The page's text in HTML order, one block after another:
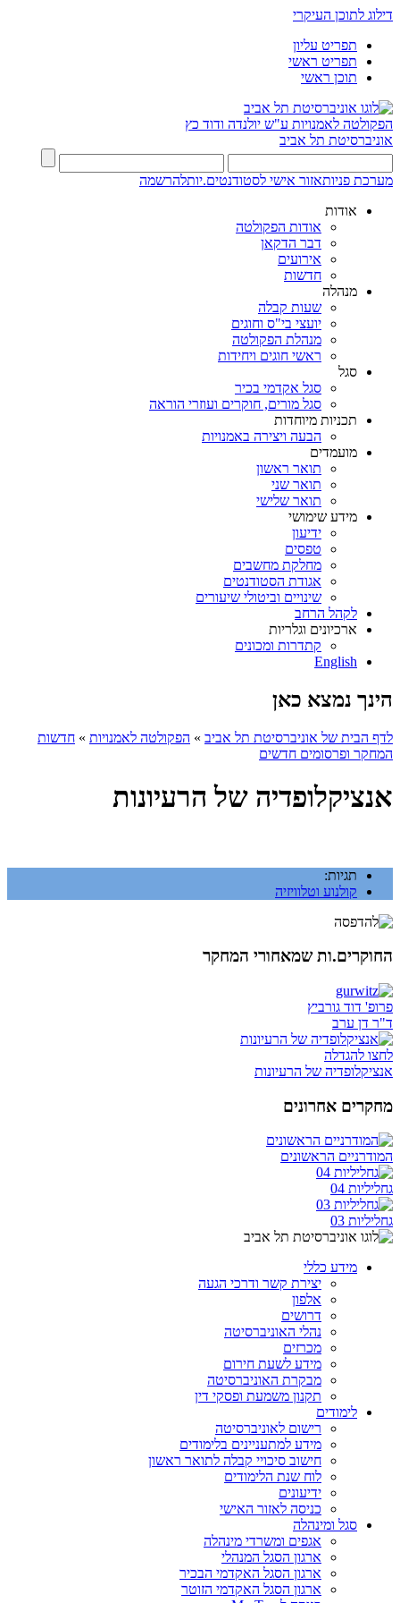
דילוג לתוכן העיקרי
תפריט עליון
תפריט ראשי
תוכן ראשי
הפקולטה לאמנויות ע"ש יולנדה ודוד כץ
אוניברסיטת תל אביב
מערכת פניותאזור אישי לסטודנטים.יותלהרשמה
אודות
אודות הפקולטה
דבר הדקאן
אירועים
חדשות
מנהלה
שעות קבלה
יועצי בי"ס וחוגים
מנהלת הפקולטה
ראשי חוגים ויחידות
סגל
סגל אקדמי בכיר
סגל מורים, חוקרים ועוזרי הוראה
תכניות מיוחדות
הבעה ויצירה באמנויות
מועמדים
תואר ראשון
תואר שני
תואר שלישי
מידע שימושי
ידיעון
טפסים
מחלקת מחשבים
אגודת הסטודנטים
שינויים וביטולי שיעורים
לקהל הרחב
ארכיונים וגלריות
קתדרות ומכונים
English
הינך נמצא כאן
לדף הבית של אוניברסיטת תל אביב » הפקולטה לאמנויות » חדשות
המחקר ופרסומים חדשים
אנציקלופדיה של הרעיונות
תגיות:
קולנוע וטלוויזיה
החוקרים.ות שמאחורי המחקר
פרופ' דוד גורביץ
ד"ר דן ערב
לחצו להגדלה
אנציקלופדיה של הרעיונות
מחקרים אחרונים
המודרניים הראשונים
גחליליות 04
גחליליות 03
מידע כללי
יצירת קשר ודרכי הגעה
אלפון
דרושים
נהלי האוניברסיטה
מכרזים
מידע לשעת חירום
מבקרת האוניברסיטה
תקנון משמעת ופסקי דין
לימודים
רישום לאוניברסיטה
מידע למתעניינים בלימודים
חישוב סיכויי קבלה לתואר ראשון
לוח שנת הלימודים
ידיעונים
כניסה לאזור האישי
סגל ומינהלה
אגפים ומשרדי מינהלה
ארגון הסגל המנהלי
ארגון הסגל האקדמי הבכיר
ארגון הסגל האקדמי הזוטר